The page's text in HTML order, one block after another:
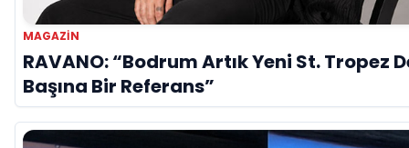
MAGAZİN
RAVANO: “Bodrum Artık Yeni St. Tropez
Başına Bir Referans”